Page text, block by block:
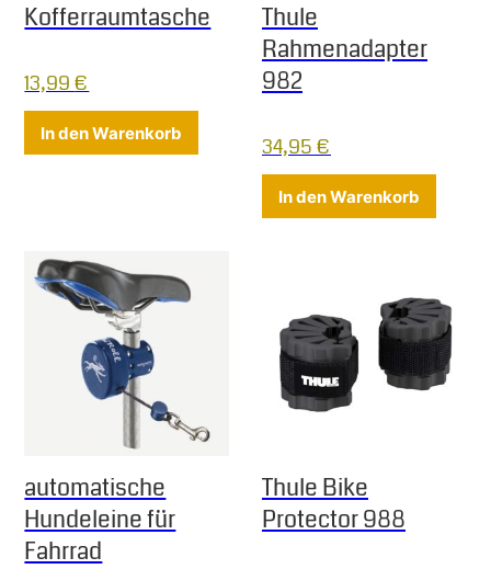
Kofferraumtasche
13,99€
In den Warenkorb
Thule
Rahmenadapter
982
34,95€
In den Warenkorb
automatische
Hundeleine für
Fahrrad
Thule Bike
Protector 988